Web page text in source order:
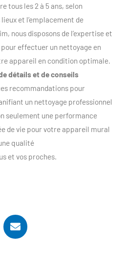
tous les 2 à 5 ans, selon
et l’emplacement de
nous disposons de l’expertise et
effectuer un nettoyage en
appareil en condition optimale.
détails et de conseils
recommandations pour
un nettoyage professionnel
seulement une performance
de vie pour votre appareil mural
qualité
et vos proches.